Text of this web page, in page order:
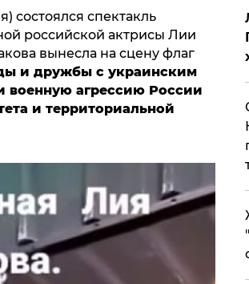
состоялся спектакль
российской актрисы Лии
вынесла на сцену флаг
и дружбы с украинским
агрессию России
и территориальной